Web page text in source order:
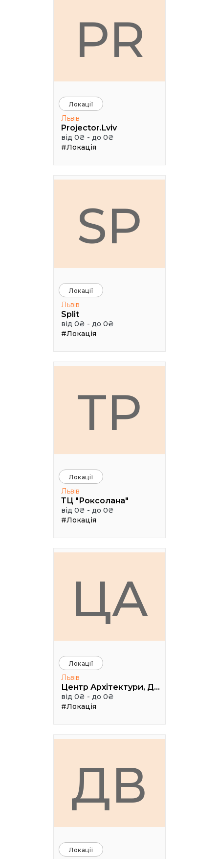
PR
Локації
Львів
Projector.Lviv
від 0₴ - до 0₴
#Локація
SP
Локації
Львів
Split
від 0₴ - до 0₴
#Локація
ТР
Локації
Львів
ТЦ "Роксолана"
від 0₴ - до 0₴
#Локація
ЦА
Локації
Львів
Центр Архітектури, Дизайну та Урбаністики Порохова ВЕЖА
від 0₴ - до 0₴
#Локація
ДВ
Локації